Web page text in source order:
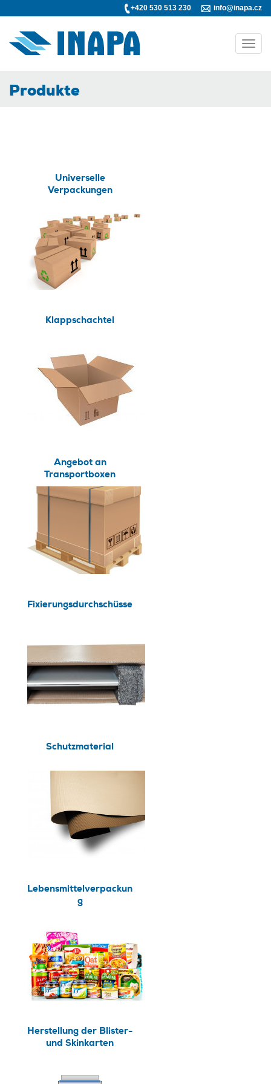
info@inapa.cz
+420 530 513 230
Produkte
Universelle
Verpackungen
Klappschachtel
Angebot an
Transportboxen
Fixierungsdurchschüsse
Schutzmaterial
Lebensmittelverpackun
g
Herstellung der Blister-
und Skinkarten